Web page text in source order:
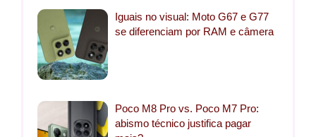
Iguais no visual: Moto G67 e G77
se diferenciam por RAM e câmera
Poco M8 Pro vs. Poco M7 Pro:
abismo técnico justifica pagar